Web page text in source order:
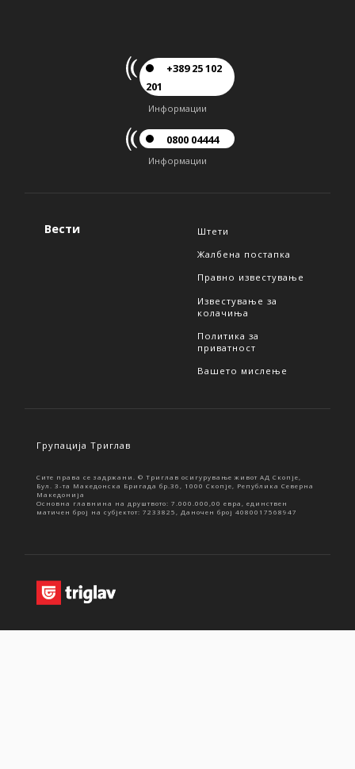
+389 25 102
201
Информации
0800 04444
Информации
Вести
Штети
Жалбена постапка
Правно известување
Известување за
колачиња
Политика за
приватност
Вашето мислење
Групација Триглав
Сите права се задржани. © Триглав осигурување живот АД Скопје,
Бул. 3-та Македонска Бригада бр.36, 1000 Скопје, Република Северна
Македонија
Основна главнина на друштвото: 7.000.000,00 евра, единствен
матичен број на субјектот: 7233825, Даночен број 4080017568947